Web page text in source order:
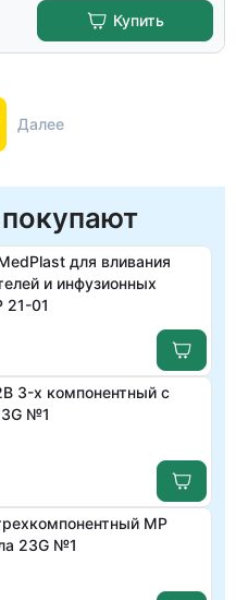
Купить
Далее
для вливания
и инфузионных
21-01
3-х компонентный с
№1
МР
23G №1